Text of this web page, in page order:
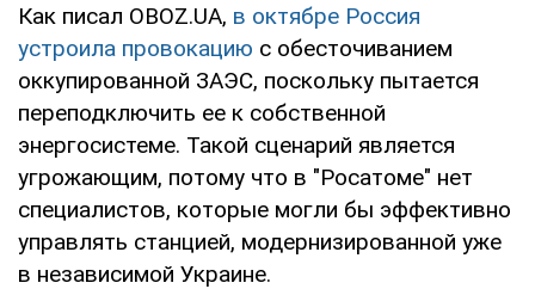
Как писал OBOZ.UA, в октябре Россия
устроила провокацию с обесточиванием
оккупированной ЗАЭС, поскольку пытается
переподключить ее к собственной
энергосистеме. Такой сценарий является
угрожающим, потому что в "Росатоме" нет
специалистов, которые могли бы эффективно
управлять станцией, модернизированной уже
в независимой Украине.